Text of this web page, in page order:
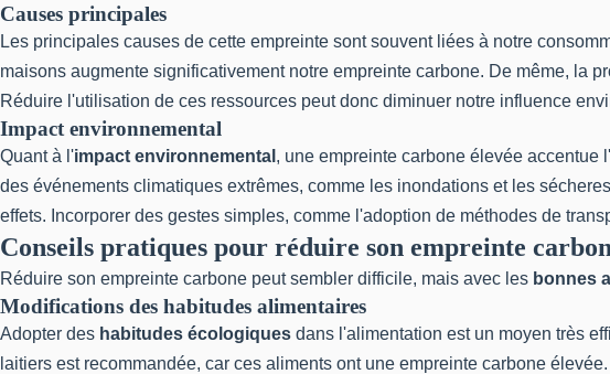
Causes principales
Les principales causes de cette empreinte sont souvent liées à notre
maisons augmente significativement notre empreinte carbone. De même, la
Réduire l'utilisation de ces ressources peut donc diminuer notre influence
Impact environnemental
Quant à l'impact environnemental , une empreinte carbone élevée accentue
des événements climatiques extrêmes, comme les inondations et les
effets. Incorporer des gestes simples, comme l'adoption de méthodes de
Conseils pratiques pour réduire son empreinte
Réduire son empreinte carbone peut sembler difficile, mais avec les bonnes
Modifications des habitudes alimentaires
Adopter des habitudes écologiques dans l'alimentation est un moyen très
laitiers est recommandée, car ces aliments ont une empreinte carbone